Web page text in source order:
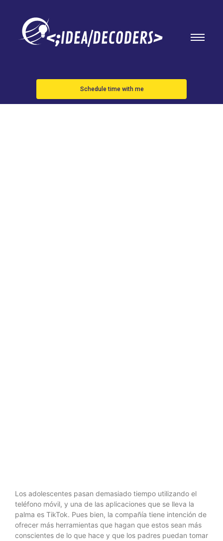
Schedule time with me
TIKTOK
Los adolescentes pasan demasiado tiempo utilizando el
teléfono móvil, y una de las aplicaciones que se lleva la
palma es TikTok. Pues bien, la compañía tiene intención de
ofrecer más herramientas que hagan que estos sean más
conscientes de lo que hace y que los padres puedan tomar